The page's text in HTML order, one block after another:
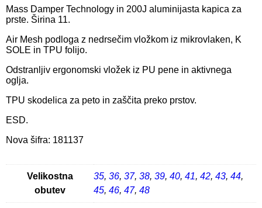
Mass Damper Technology in 200J aluminijasta kapica za
prste. Širina 11.
Air Mesh podloga z nedrsečim vložkom iz mikrovlaken, K
SOLE in TPU folijo.
Odstranljiv ergonomski vložek iz PU pene in aktivnega
oglja.
TPU skodelica za peto in zaščita preko prstov.
ESD.
Nova šifra: 181137
Velikostna
obutev
35, 36, 37, 38, 39, 40, 41, 42, 43, 44,
45, 46, 47, 48